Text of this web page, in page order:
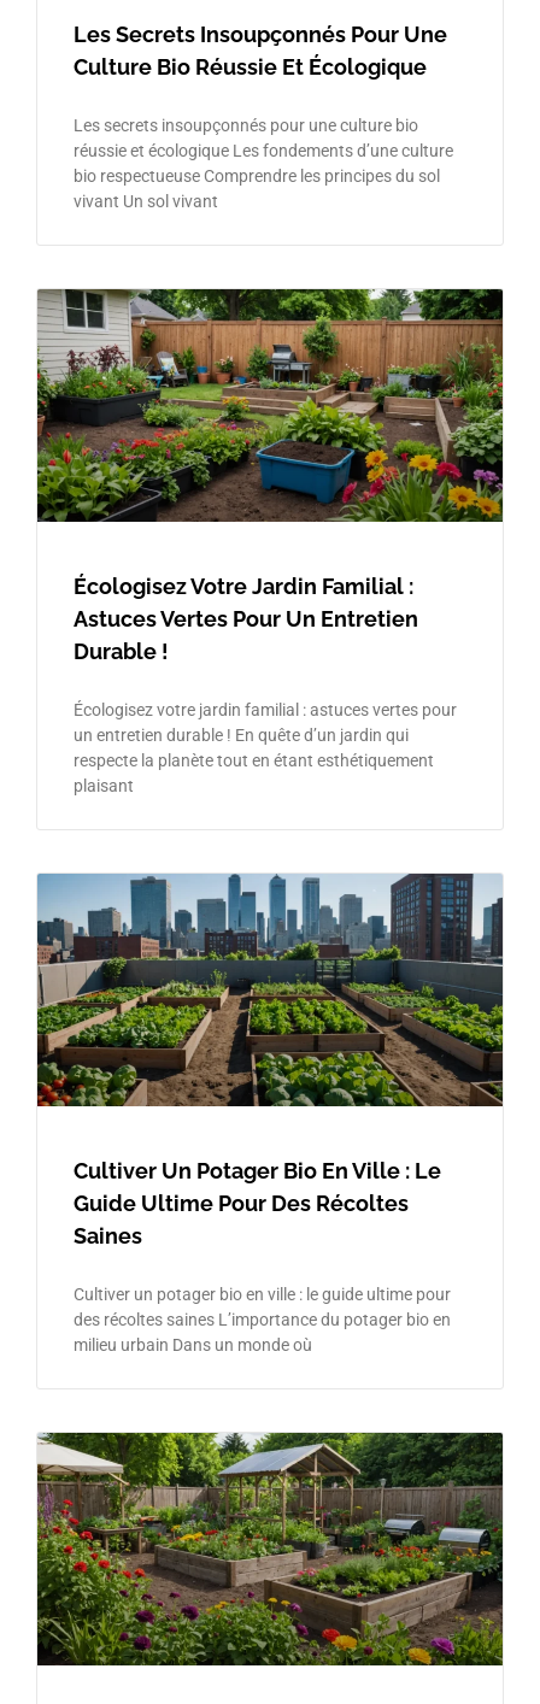
Les Secrets Insoupçonnés Pour Une
Culture Bio Réussie Et Écologique
Les secrets insoupçonnés pour une culture bio
réussie et écologique Les fondements d’une culture
bio respectueuse Comprendre les principes du sol
vivant Un sol vivant
Écologisez Votre Jardin Familial :
Astuces Vertes Pour Un Entretien
Durable !
Écologisez votre jardin familial : astuces vertes pour
un entretien durable ! En quête d’un jardin qui
respecte la planète tout en étant esthétiquement
plaisant
Cultiver Un Potager Bio En Ville : Le
Guide Ultime Pour Des Récoltes
Saines
Cultiver un potager bio en ville : le guide ultime pour
des récoltes saines L’importance du potager bio en
milieu urbain Dans un monde où